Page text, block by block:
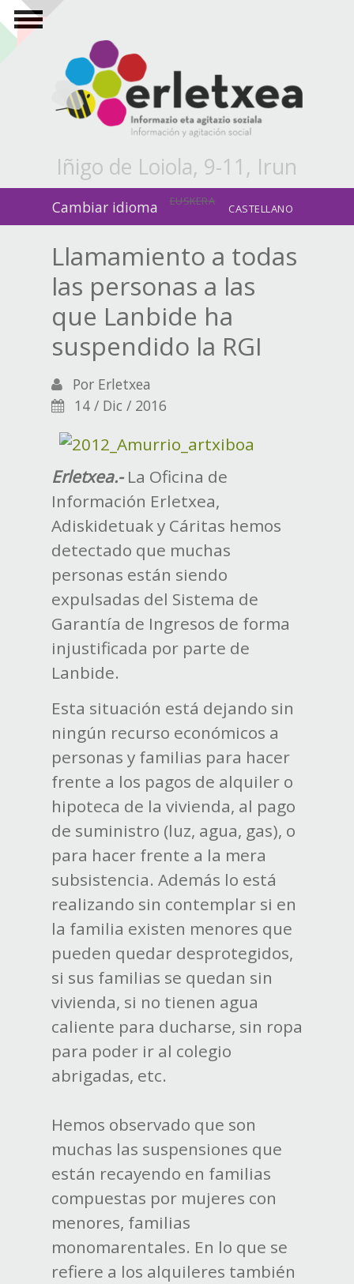
Pasar al contenido principal
Iñigo de Loiola, 9-11, Irun
Cambiar idioma EUSKERA
CASTELLANO
Llamamiento a todas
las personas a las
que Lanbide ha
suspendido la RGI
Por Erletxea
14 / Dic / 2016
Erletxea.-La Oficina de
Información Erletxea,
Adiskidetuak y Cáritas hemos
detectado que muchas
personas están siendo
expulsadas del Sistema de
Garantía de Ingresos de forma
injustificada por parte de
Lanbide.
Esta situación está dejando sin
ningún recurso económicos a
personas y familias para hacer
frente a los pagos de alquiler o
hipoteca de la vivienda, al pago
de suministro (luz, agua, gas), o
para hacer frente a la mera
subsistencia. Además lo está
realizando sin contemplar si en
la familia existen menores que
pueden quedar desprotegidos,
si sus familias se quedan sin
vivienda, si no tienen agua
caliente para ducharse, sin ropa
para poder ir al colegio
abrigadas, etc.
Hemos observado que son
muchas las suspensiones que
están recayendo en familias
compuestas por mujeres con
menores, familias
monomarentales. En lo que se
refiere a los alquileres también